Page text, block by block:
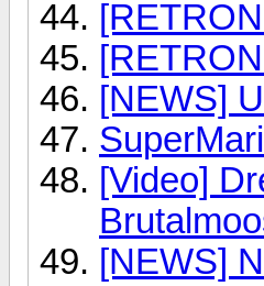
[NEWS]
[Video]
[NEWS]